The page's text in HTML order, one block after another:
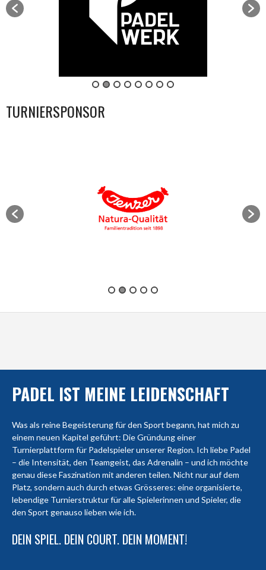
TURNIERSPONSOR
PADEL IST MEINE LEIDENSCHAFT
Was als reine Begeisterung für den Sport begann, hat mich zu
einem neuen Kapitel geführt: Die Gründung einer
Turnierplattform für Padelspieler unserer Region. Ich liebe Padel
– die Intensität, den Teamgeist, das Adrenalin – und ich möchte
genau diese Faszination mit anderen teilen. Nicht nur auf dem
Platz, sondern auch durch etwas Grösseres: eine organisierte,
lebendige Turnierstruktur für alle Spielerinnen und Spieler, die
den Sport genauso lieben wie ich.
DEIN SPIEL. DEIN COURT. DEIN MOMENT!